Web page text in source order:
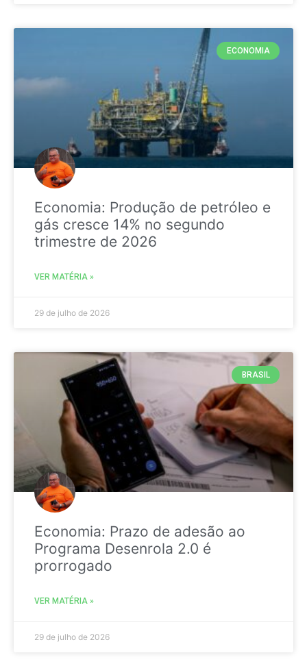
ECONOMIA
Economia: Produção de petróleo e
gás cresce 14% no segundo
trimestre de 2026
VER MATÉRIA »
29 de julho de 2026
BRASIL
Economia: Prazo de adesão ao
Programa Desenrola 2.0 é
prorrogado
VER MATÉRIA »
29 de julho de 2026